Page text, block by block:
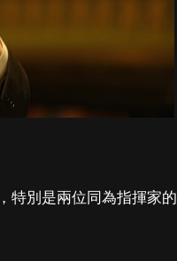
特別是兩位同為指揮家的